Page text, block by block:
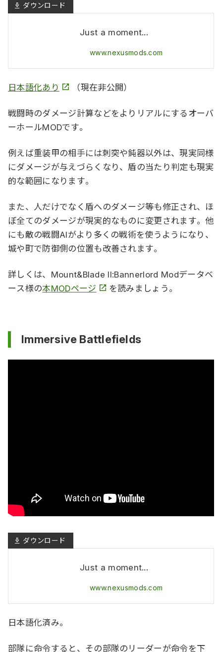
Just a moment...
www.nexusmods.com
日本語化あり （現在非公開）
戦闘時のダメージ計算などをよりリアルにするオーバ
ーホールMODです。
例えば重装甲の相手には刺突や鈍器以外は、現実同様
にダメージが与えづらくなり、盾の当たり判定も現実
的な範囲になります。
また、人だけでなく盾へのダメージ等も修正され、ほ
ぼ全てのダメージが現実的なものに変更されます。他
にも敵の戦闘AIがより多くの戦術を使うようになり、
城や町で防御側の位置も改善されます。
詳しくは、Mount&Blade II:Bannerlord Modデータベ
ース様の本MODページ を読みましょう。
Immersive Battlefields
Just a moment...
www.nexusmods.com
日本語化済み。
部隊に命令すると、その部隊のリーダーが命令を下